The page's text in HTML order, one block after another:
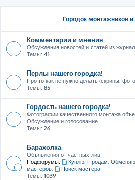
Городок монтажников
Комментарии и мнения
Обсуждения новостей и статей из
Темы: 41
Перлы нашего городка!
Про то как не нужно делать (скрины,
Темы: 85
Гордость нашего городка!
Фотографии качественного монтажа
Обсуждение и голосование
Темы: 26
Барахолка
Объявления от частных лиц
Подфорумы:
Куплю, Продам,
мастеров,
Поиск мастера
Темы: 1039